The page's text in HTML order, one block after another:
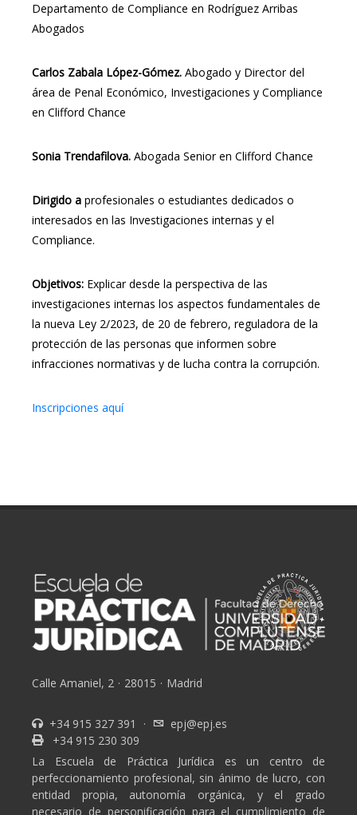
Departamento de Compliance en Rodríguez Arribas
Abogados
Carlos Zabala López-Gómez. Abogado y Director del
área de Penal Económico, Investigaciones y Compliance
en Clifford Chance
Sonia Trendafilova. Abogada Senior en Clifford Chance
Dirigido a profesionales o estudiantes dedicados o
interesados en las Investigaciones internas y el
Compliance.
Objetivos: Explicar desde la perspectiva de las
investigaciones internas los aspectos fundamentales de
la nueva Ley 2/2023, de 20 de febrero, reguladora de la
protección de las personas que informen sobre
infracciones normativas y de lucha contra la corrupción.
Inscripciones aquí
Calle Amaniel, 2 · 28015 · Madrid
+34 915 327 391 ·
epj@epj.es
+34 915 230 309
La Escuela de Práctica Jurídica es un centro de
perfeccionamiento profesional, sin ánimo de lucro, con
entidad propia, autonomía orgánica, y el grado
necesario de personificación para el cumplimiento de